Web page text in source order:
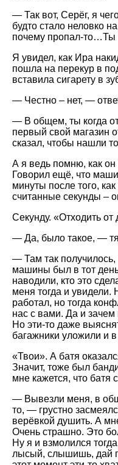
— Так вот, Серёг, я
будто стало неловко
почему пропал-то…Ты
Я увидел, как Ира
пошла на перекур в
вставила сигарету в
— Честно – нет, —
— В общем, ты когда
первый свой магазин
сказал, чтобы нашли
А я ведь помню, как он
Говорил ещё, что
минуты после того,
считанные секунды –
Секунду. «Отходить от
— Да, было такое, —
— Там так получилось,
машины был в тот
наводили, кто это
меня тогда и увидели.
работал, но тогда
нас с вами. Да и
Но эти-то даже
багажники уложили и
«Твои». А батя
Значит, тоже был
мне кажется, что батя
— Вывезли меня, в
то, — грустно
верёвкой душить. А
Очень страшно. Это
Ну я и взмолился
лысый, слышишь, дай